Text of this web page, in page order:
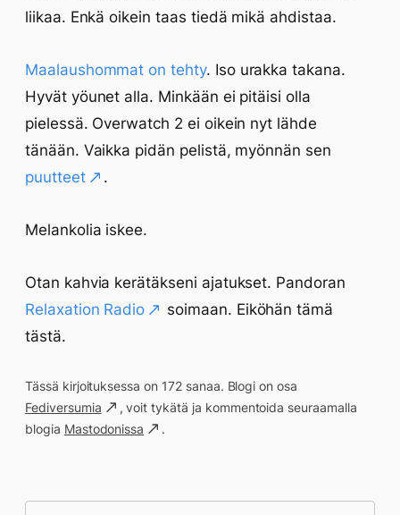
liikaa. Enkä oikein taas tiedä mikä ahdistaa.
Maalaushommat on tehty. Iso urakka takana.
Hyvät yöunet alla. Minkään ei pitäisi olla
pielessä. Overwatch 2 ei oikein nyt lähde
tänään. Vaikka pidän pelistä, myönnän sen
puutteet
.
Melankolia iskee.
Otan kahvia kerätäkseni ajatukset. Pandoran
Relaxation Radio
soimaan. Eiköhän tämä
tästä.
Tässä kirjoituksessa on 172 sanaa. Blogi on osa
Fediversumia
, voit tykätä ja kommentoida seuraamalla
blogia Mastodonissa .